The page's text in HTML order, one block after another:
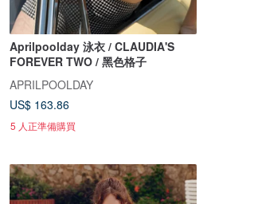
Aprilpoolday 泳衣 / CLAUDIA'S
FOREVER TWO / 黑色格子
APRILPOOLDAY
US$ 163.86
5 人正準備購買